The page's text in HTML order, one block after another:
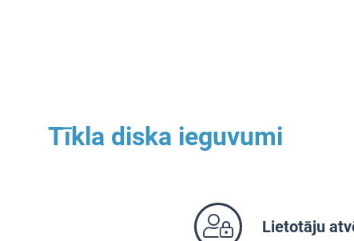
Tīkla diska ieguvumi
Lietotāju